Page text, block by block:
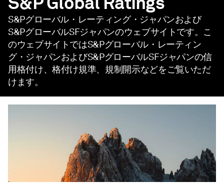
S&Pグローバル・レーティング・ジャパンおよび
S&PグローバルSFジャパンのウェブサイトです。こ
のウェブサイトではS&Pグローバル・レーティン
グ・ジャパンおよびS&PグローバルSFジャパンの信
用格付け、格付け規準、規制開示などをご覧いただ
けます。